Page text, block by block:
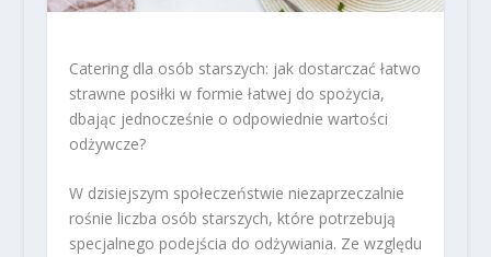
Catering dla osób starszych: jak dostarczać łatwo
strawne posiłki w formie łatwej do spożycia,
dbając jednocześnie o odpowiednie wartości
odżywcze?
W dzisiejszym społeczeństwie niezaprzeczalnie
rośnie liczba osób starszych, które potrzebują
specjalnego podejścia do odżywiania. Ze względu